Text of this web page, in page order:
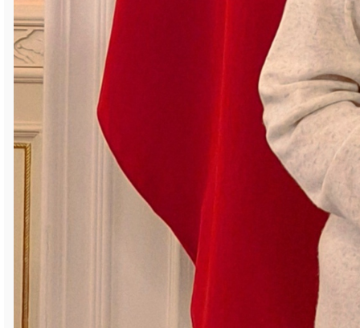
Также в копилке наград В. В. Шумилина —
звания «Ветеран труда» и «Заслуженный
металлург России». В 2022 году Владимир
Викторович ушёл из жизни. Его супруга
Анна Гавриловна также работала в ЦМП-3
— машинистом пневмотранспорта. В 1985
была удостоена медали «Ветеран
труда».
Сегодня династию магнезитовцев
продолжают дети и внуки супругов
Шумилиных. Сыновья Сергей и Юрий —
плавильщики департамента по
производству плавленых порошков (ДППП),
внучка Ирина — эксперт по качеству
управления системы менеджмента
дробильщик ДППП, внук Никита —